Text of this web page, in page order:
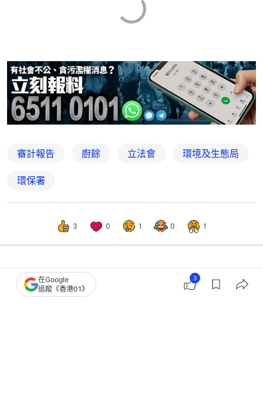
審計報告 廚餘 立法會 環境及生態局
環保署
3 0 1 0 1
港聞 社會新聞
全民回收日｜環境局：都市固體廢物棄
在Google
追蹤《香港01》
3